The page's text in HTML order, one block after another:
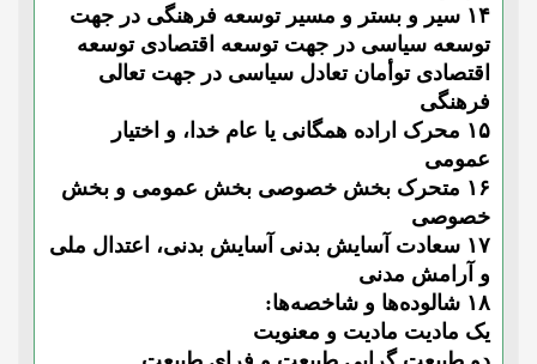
۱۴ سیر و بستر و مسیر توسعه فرهنگی در جهت
توسعه سیاسی در جهت توسعه اقتصادی توسعه
اقتصادی توأمان تعادل سیاسی در جهت تعالی
فرهنگی
۱۵ محرک اراده همگانی یا عام خدا، و اختیار
عمومی
۱۶ متحرک بخش خصوصی بخش عمومی و بخش
خصوصی
۱۷ سعادت آسایش بدنی آسایش بدنی، اعتدال ملی
و آرامش مدنی
۱۸ شالوده‌ها و شاخصه‌ها:
یک مادیت مادیت و معنویت